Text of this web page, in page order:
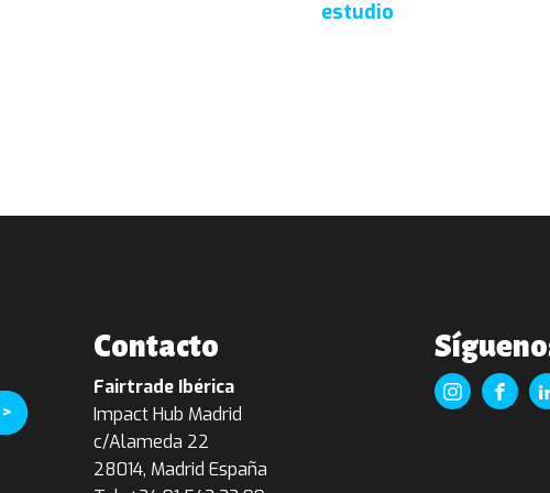
estudio
Contacto
Fairtrade Ibérica
Impact Hub Madrid
c/Alameda 22
28014, Madrid España